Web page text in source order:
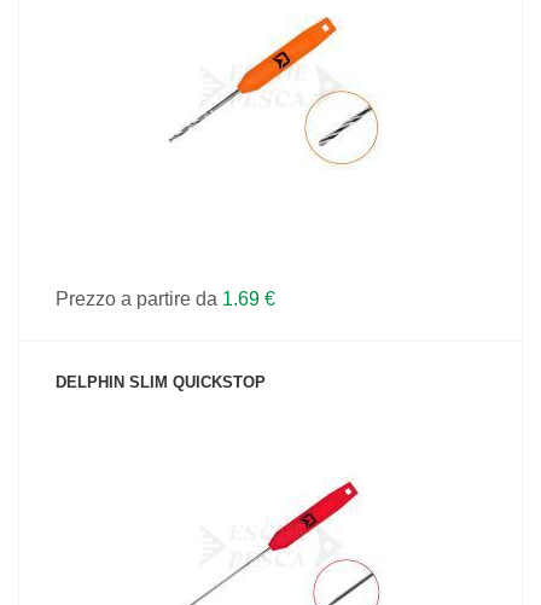
VEDI IL PRODOTTO
Prezzo a partire da 1.69 €
DELPHIN SLIM QUICKSTOP
VEDI IL PRODOTTO